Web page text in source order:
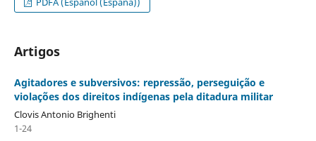
Artigos
Agitadores e subversivos: repressão, perseguição e
violações dos direitos indígenas pela ditadura militar
Clovis Antonio Brighenti
1-24